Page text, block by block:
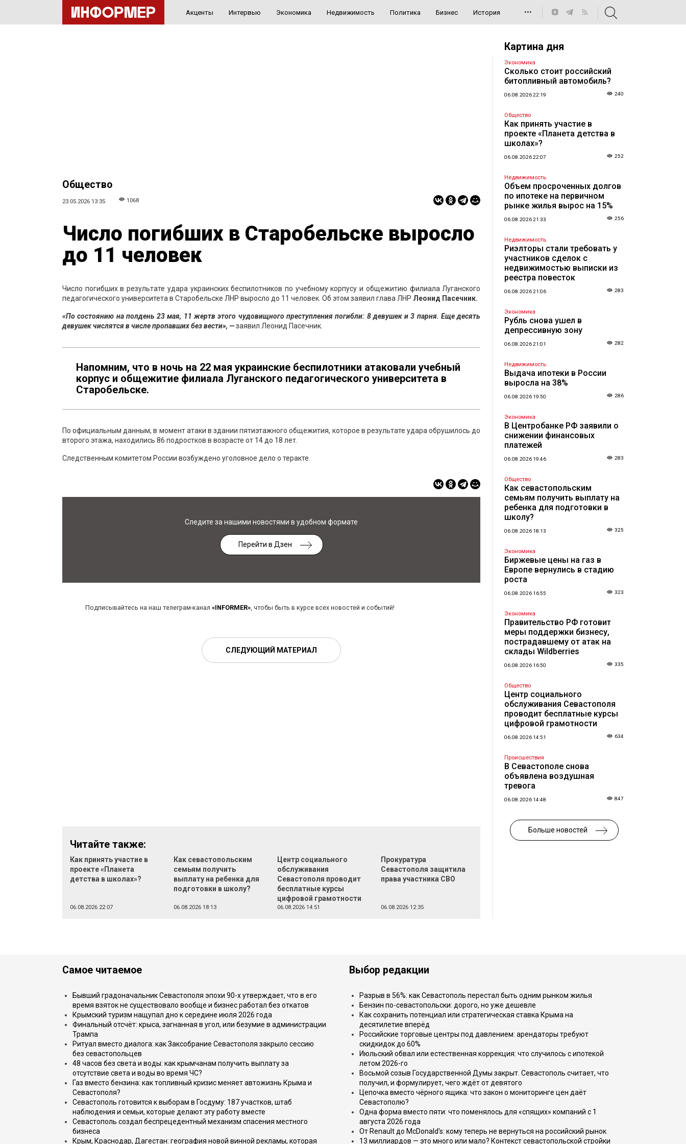
Акценты Интервью Экономика Недвижимость Политика Бизнес История •••
Общество
23.05.2026 13:35 1068
Число погибших в Старобельске выросло
до 11 человек
Число погибших в результате удара украинских беспилотников по учебному корпусу и общежитию филиала Луганского
педагогического университета в Старобельске ЛНР выросло до 11 человек. Об этом заявил глава ЛНР Леонид Пасечник.
«По состоянию на полдень 23 мая, 11 жертв этого чудовищного преступления погибли: 8 девушек и 3 парня. Еще десять
девушек числятся в числе пропавших без вести», —заявил Леонид Пасечник.
Напомним, что в ночь на 22 мая украинские беспилотники атаковали учебный
корпус и общежитие филиала Луганского педагогического университета в
Старобельске.
По официальным данным, в момент атаки в здании пятиэтажного общежития, которое в результате удара обрушилось до
второго этажа, находились 86 подростков в возрасте от 14 до 18 лет.
Следственным комитетом России возбуждено уголовное дело о теракте.
Следите за нашими новостями в удобном формате
Перейти в Дзен
Подписывайтесь на наш телеграм-канал «INFORMER», чтобы быть в курсе всех новостей и событий!
СЛЕДУЮЩИЙ МАТЕРИАЛ
Читайте также:
Как принять участие в
проекте «Планета
детства в школах»?
06.08.2026 22:07
Как севастопольским
семьям получить
выплату на ребенка для
подготовки в школу?
06.08.2026 18:13
Центр социального
обслуживания
Севастополя проводит
бесплатные курсы
цифровой грамотности
06.08.2026 14:51
Прокуратура
Севастополя защитила
права участника СВО
06.08.2026 12:35
Картина дня
Экономика
Сколько стоит российский
битопливный автомобиль?
06.08.2026 22:19 240
Общество
Как принять участие в
проекте «Планета детства в
школах»?
06.08.2026 22:07 252
Недвижимость
Объем просроченных долгов
по ипотеке на первичном
рынке жилья вырос на 15%
06.08.2026 21:33 256
Недвижимость
Риэлторы стали требовать у
участников сделок с
недвижимостью выписки из
реестра повесток
06.08.2026 21:06 283
Экономика
Рубль снова ушел в
депрессивную зону
06.08.2026 21:01 282
Недвижимость
Выдача ипотеки в России
выросла на 38%
06.08.2026 19:50 286
Экономика
В Центробанке РФ заявили о
снижении финансовых
платежей
06.08.2026 19:46 283
Общество
Как севастопольским
семьям получить выплату на
ребенка для подготовки в
школу?
06.08.2026 18:13 325
Экономика
Биржевые цены на газ в
Европе вернулись в стадию
роста
06.08.2026 16:55 323
Экономика
Правительство РФ готовит
меры поддержки бизнесу,
пострадавшему от атак на
склады Wildberries
06.08.2026 16:50 335
Общество
Центр социального
обслуживания Севастополя
проводит бесплатные курсы
цифровой грамотности
06.08.2026 14:51 634
Происшествия
В Севастополе снова
объявлена воздушная
тревога
06.08.2026 14:48 847
Больше новостей
Самое читаемое
Бывший градоначальник Севастополя эпохи 90-х утверждает, что в его
время взяток не существовало вообще и бизнес работал без откатов
Крымский туризм нащупал дно к середине июля 2026 года
Финальный отсчёт: крыса, загнанная в угол, или безумие в администрации
Трампа
Ритуал вместо диалога: как Заксобрание Севастополя закрыло сессию
без севастопольцев
48 часов без света и воды: как крымчанам получить выплату за
отсутствие света и воды во время ЧС?
Газ вместо бензина: как топливный кризис меняет автожизнь Крыма и
Севастополя?
Севастополь готовится к выборам в Госдуму: 187 участков, штаб
наблюдения и семьи, которые делают эту работу вместе
Севастополь создал беспрецедентный механизм спасения местного
бизнеса
Крым, Краснодар, Дагестан: география новой винной рекламы, которая
Выбор редакции
Разрыв в 56%: как Севастополь перестал быть одним рынком жилья
Бензин по-севастопольски: дорого, но уже дешевле
Как сохранить потенциал или стратегическая ставка Крыма на
десятилетие вперёд
Российские торговые центры под давлением: арендаторы требуют
скидкидок до 60%
Июльский обвал или естественная коррекция: что случилось с ипотекой
летом 2026-го
Восьмой созыв Государственной Думы закрыт. Севастополь считает, что
получил, и формулирует, чего ждёт от девятого
Цепочка вместо чёрного ящика: что закон о мониторинге цен даёт
Севастополю?
Одна форма вместо пяти: что поменялось для «спящих» компаний с 1
августа 2026 года
От Renault до McDonald's: кому теперь не вернуться на российский рынок
13 миллиардов — это много или мало? Контекст севастопольской стройки